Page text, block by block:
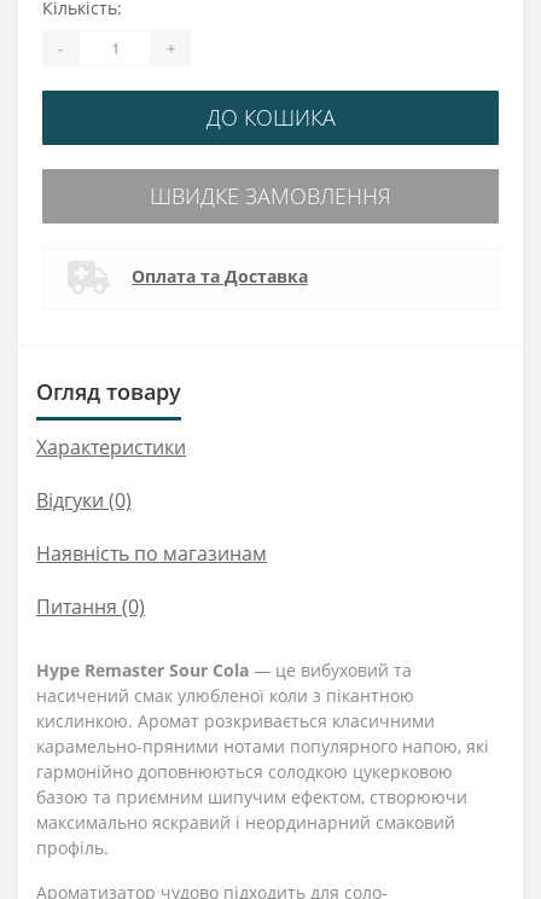
Кількість:
- +
ДО КОШИКА
ШВИДКЕ ЗАМОВЛЕННЯ
Оплата та Доставка
Огляд товару
Характеристики
Відгуки (0)
Наявність по магазинам
Питання (0)
Hype Remaster Sour Cola — це вибуховий та
насичений смак улюбленої коли з пікантною
кислинкою. Аромат розкривається класичними
карамельно-пряними нотами популярного напою, які
гармонійно доповнюються солодкою цукерковою
базою та приємним шипучим ефектом, створюючи
максимально яскравий і неординарний смаковий
профіль.
Ароматизатор чудово підходить для соло-